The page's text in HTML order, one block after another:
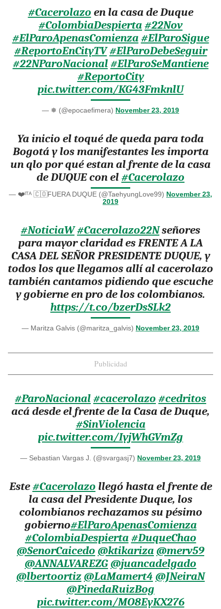
#Cacerolazo en la casa de Duque
#ColombiaDespierta#22Nov
#ElParoApenasComienza #ElParoSigue
#ReportoEnCityTV #ElParoDebeSeguir
#22NParoNacional #ElParoSeMantiene
#ReportoCity
pic.twitter.com/KG43FmknlU
— ❅ (@epocaefimera) November 23, 2019
Ya inicio el toqué de queda para toda
Bogotá y los manifestantes les importa
un qlo por qué estan al frente de la casa
de DUQUE con el#Cacerolazo
— ❤️ᴵᵀᴬ 🇨🇴FUERA DUQUE (@TaehyungLove99) November 23,
2019
#NoticiaW#Cacerolazo22Nseñores
para mayor claridad es FRENTE A LA
CASA DEL SEÑOR PRESIDENTE DUQUE, y
todos los que llegamos allí al cacerolazo
también cantamos pidiendo que escuche
y gobierne en pro de los colombianos.
https://t.co/bzerDsSLk2
— Maritza Galvis (@maritza_galvis) November 23, 2019
Publicidad
#ParoNacional#cacerolazo #cedritos
acá desde el frente de la Casa de Duque,
#SinViolencia
pic.twitter.com/IyjWhGVmZg
— Sebastian Vargas J. (@svargasj7) November 23, 2019
Este#Cacerolazo llegó hasta el frente de
la casa del Presidente Duque, los
colombianos rechazamos su pésimo
gobierno#ElParoApenasComienza
#ColombiaDespierta #DuqueChao
@SenorCaicedo @ktikariza@merv59
@ANNALVAREZG@juancadelgado
@lbertoortiz@LaMamert4@JNeiraN
@PinedaRuizBog
pic.twitter.com/MO8EyKX276